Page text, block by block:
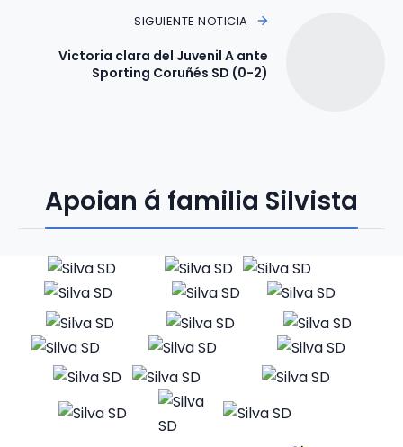
SIGUIENTE NOTICIA
Victoria clara del Juvenil A ante
Sporting Coruñés SD (0-2)
Apoian á familia Silvista